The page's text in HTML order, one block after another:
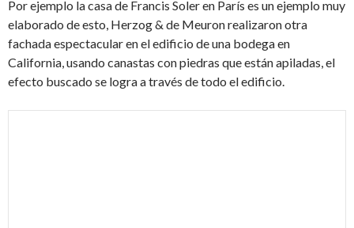
Por ejemplo la casa de Francis Soler en París es un ejemplo muy
elaborado de esto, Herzog & de Meuron realizaron otra
fachada espectacular en el edificio de una bodega en
California, usando canastas con piedras que están apiladas, el
efecto buscado se logra a través de todo el edificio.